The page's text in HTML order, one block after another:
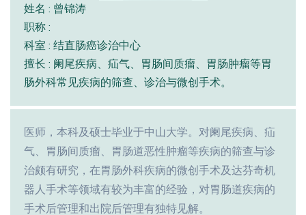
姓名 : 曾锦涛
职称 :
科室 : 结直肠癌诊治中心
擅长 : 阑尾疾病、疝气、胃肠间质瘤、胃肠肿瘤等胃
肠外科常见疾病的筛查、诊治与微创手术。
医师，本科及硕士毕业于中山大学。对阑尾疾病、疝
气、胃肠间质瘤、胃肠道恶性肿瘤等疾病的筛查与诊
治颇有研究，在胃肠外科疾病的微创手术及达芬奇机
器人手术等领域有较为丰富的经验，对胃肠道疾病的
手术后管理和出院后管理有独特见解。